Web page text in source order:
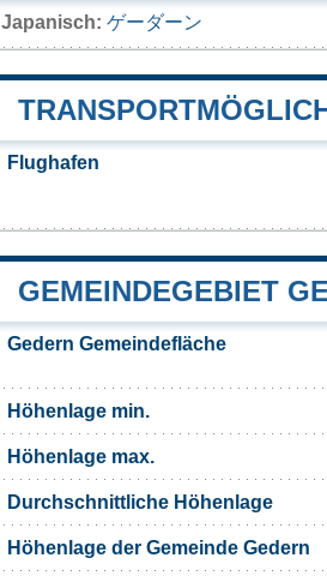
Japanisch: ゲーダーン
Flughafen
GEMEINDEGEBIET
Gedern Gemeindefläche
Höhenlage min.
Höhenlage max.
Durchschnittliche Höhenlage
Höhenlage der Gemeinde Gedern